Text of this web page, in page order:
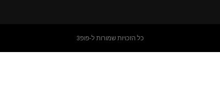
כל הזכויות שמורות ל-פופ3